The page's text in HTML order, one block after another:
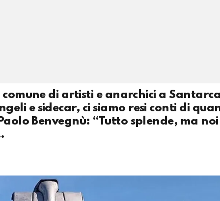
di artisti e anarchici a
e sidecar, ci siamo resi conti di
Benvegnù: “Tutto splende, ma